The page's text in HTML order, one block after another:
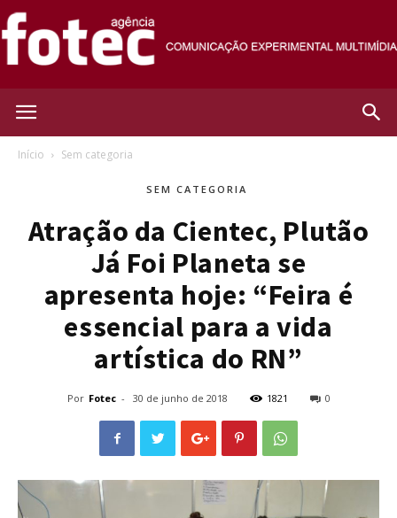
Início Sem categoria
SEM CATEGORIA
Atração da Cientec, Plutão
Já Foi Planeta se
apresenta hoje: “Feira é
essencial para a vida
artística do RN”
Por Fotec - 30 de junho de 2018 1821 0